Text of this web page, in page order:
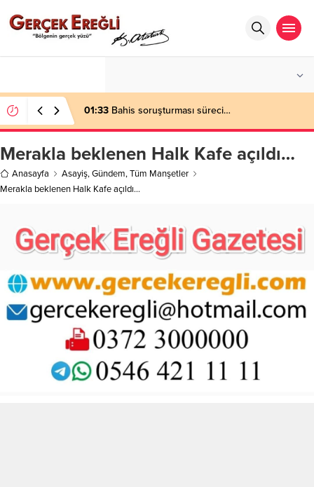
01:33 Bahis soruşturması süreci…
Merakla beklenen Halk Kafe açıldı…
Anasayfa Asayiş,Gündem,Tüm Manşetler
Merakla beklenen Halk Kafe açıldı…